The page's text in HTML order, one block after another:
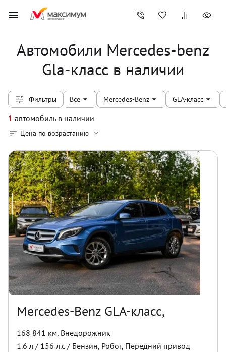
Автомобили Mercedes-benz
Gla-класс в наличии
Фильтры Все Mercedes-Benz GLA-класс
1 автомобильв наличии
Цена по возрастанию
Mercedes-Benz GLA-класс,
168 841 км, Внедорожник
1.6 л / 156 л.с / Бензин, Робот, Передний привод